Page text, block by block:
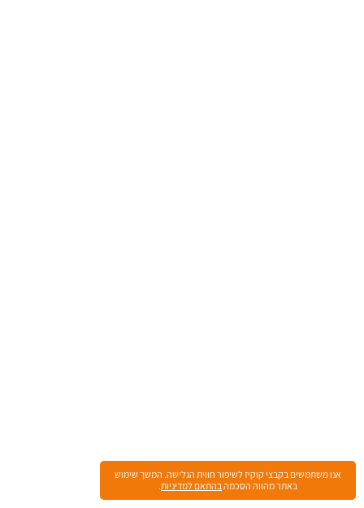
אנו משתמשים בקבצי קוקיז לשיפור חווית הגלישה. המשך שימוש
באתר מהווה הסכמהבהתאם למדיניות.